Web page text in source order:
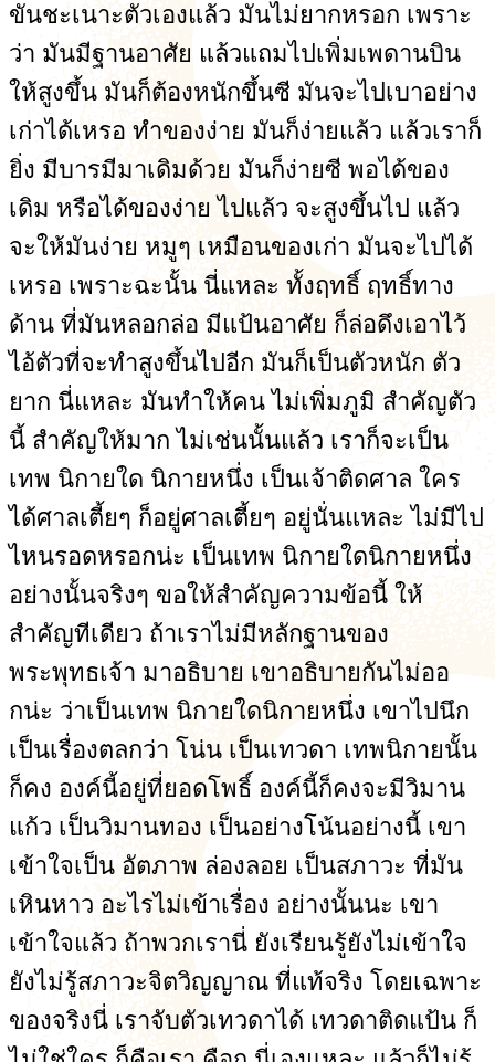
ขันชะเนาะตัวเองแล้ว มันไม่ยากหรอก เพราะ
ว่า มันมีฐานอาศัย แล้วแถมไปเพิ่มเพดานบิน
ให้สูงขึ้น มันก็ต้องหนักขึ้นซี มันจะไปเบาอย่าง
เก่าได้เหรอ ทำของง่าย มันก็ง่ายแล้ว แล้วเราก็
ยิ่ง มีบารมีมาเดิมด้วย มันก็ง่ายซี พอได้ของ
เดิม หรือได้ของง่าย ไปแล้ว จะสูงขึ้นไป แล้ว
จะให้มันง่าย หมูๆ เหมือนของเก่า มันจะไปได้
เหรอ เพราะฉะนั้น นี่แหละ ทั้งฤทธิ์ ฤทธิ์ทาง
ด้าน ที่มันหลอกล่อ มีแป้นอาศัย ก็ล่อดึงเอาไว้
ไอ้ตัวที่จะทำสูงขึ้นไปอีก มันก็เป็นตัวหนัก ตัว
ยาก นี่แหละ มันทำให้คน ไม่เพิ่มภูมิ สำคัญตัว
นี้ สำคัญให้มาก ไม่เช่นนั้นแล้ว เราก็จะเป็น
เทพ นิกายใด นิกายหนึ่ง เป็นเจ้าติดศาล ใคร
ได้ศาลเตี้ยๆ ก็อยู่ศาลเตี้ยๆ อยู่นั่นแหละ ไม่มีไป
ไหนรอดหรอกน่ะ เป็นเทพ นิกายใดนิกายหนึ่ง
อย่างนั้นจริงๆ ขอให้สำคัญความข้อนี้ ให้
สำคัญทีเดียว ถ้าเราไม่มีหลักฐานของ
พระพุทธเจ้า มาอธิบาย เขาอธิบายกันไม่ออ
กน่ะ ว่าเป็นเทพ นิกายใดนิกายหนึ่ง เขาไปนึก
เป็นเรื่องตลกว่า โน่น เป็นเทวดา เทพนิกายนั้น
ก็คง องค์นี้อยู่ที่ยอดโพธิ์ องค์นี้ก็คงจะมีวิมาน
แก้ว เป็นวิมานทอง เป็นอย่างโน้นอย่างนี้ เขา
เข้าใจเป็น อัตภาพ ล่องลอย เป็นสภาวะ ที่มัน
เหินหาว อะไรไม่เข้าเรื่อง อย่างนั้นนะ เขา
เข้าใจแล้ว ถ้าพวกเรานี่ ยังเรียนรู้ยังไม่เข้าใจ
ยังไม่รู้สภาวะจิตวิญญาณ ที่แท้จริง โดยเฉพาะ
ของจริงนี่ เราจับตัวเทวดาได้ เทวดาติดแป้น ก็